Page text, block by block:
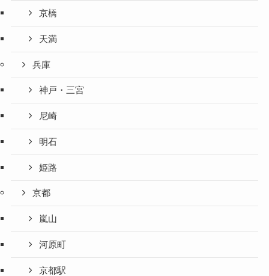
京橋
天満
兵庫
神戸・三宮
尼崎
明石
姫路
京都
嵐山
河原町
京都駅